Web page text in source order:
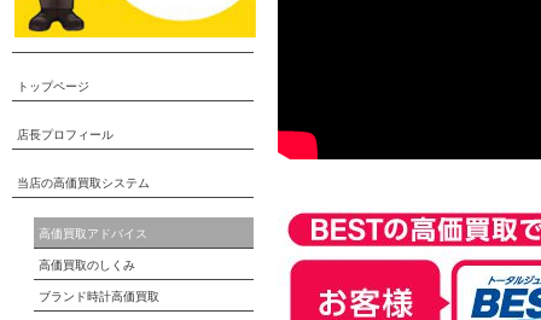
トップページ
店長プロフィール
当店の高価買取システム
高価買取アドバイス
高価買取のしくみ
ブランド時計高価買取